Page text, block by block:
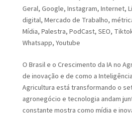
Geral, Google, Instagram, Internet,
digital, Mercado de Trabalho,
Mídia, Palestra, PodCast, SEO,
Whatsapp, Youtube
O Brasil e o Crescimento da IA no
de inovação e de como a
Agricultura está transformando o
agronegócio e tecnologia andam
constante mostra como mídia e